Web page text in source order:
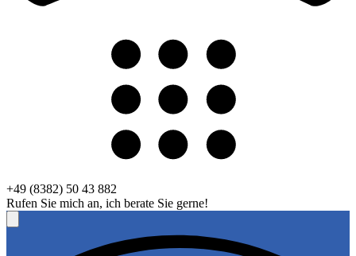
+49 (8382) 50 43 882
Rufen Sie mich an, ich berate Sie gerne!